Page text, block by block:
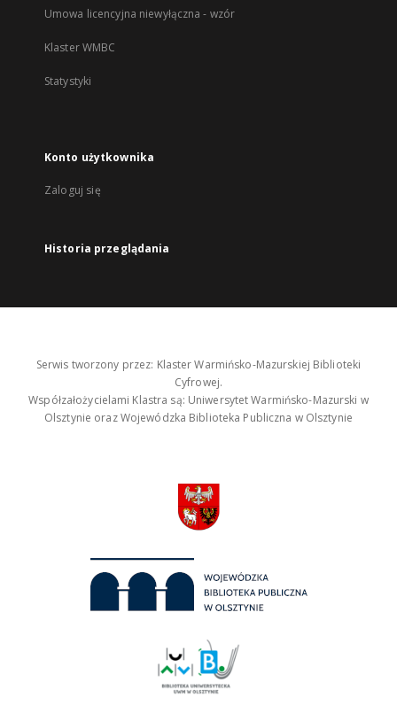
Umowa licencyjna niewyłączna - wzór
Klaster WMBC
Statystyki
Konto użytkownika
Zaloguj się
Historia przeglądania
Serwis tworzony przez: Klaster Warmińsko-Mazurskiej Biblioteki
Cyfrowej.
Współzałożycielami Klastra są: Uniwersytet Warmińsko-Mazurski w
Olsztynie oraz Wojewódzka Biblioteka Publiczna w Olsztynie